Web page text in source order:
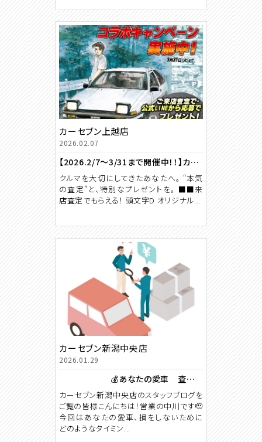
カーセブン上越店
2026.02.07
【2026.2/7～3/31まで開催中！！】カーセブン×頭文字D “クルマを大切にしてきた人”のための、特別なコラボキャンペーン。【2026.2/7～3/31まで開催中！！】
クルマを大切にしてきたあなたへ。 “本気
の査定”と、特別なプレゼントを。 ■■来
店査定でもらえる！ 頭文字D オリジナル...
カーセブン新潟中央店
2026.01.29
💰あなたの愛車 査定と売却のタイミング🚗
カーセブン新潟中央店のスタッフブログを
ご覧の皆様こんにちは！営業の中川です🫡
今回はあなたの愛車、損をしないために
どのようなタイミン...